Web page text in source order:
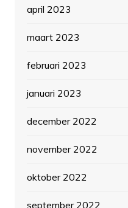
april 2023
maart 2023
februari 2023
januari 2023
december 2022
november 2022
oktober 2022
september 2022